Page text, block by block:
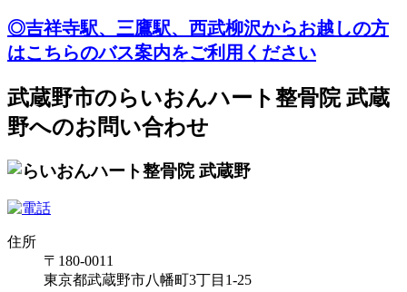
◎吉祥寺駅、三鷹駅、西武柳沢からお越しの方
はこちらのバス案内をご利用ください
武蔵野市のらいおんハート整骨院 武蔵
野へのお問い合わせ
住所
〒180-0011
東京都武蔵野市八幡町3丁目1-25